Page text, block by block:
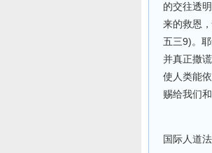
的交往透
来的救恩
五三9)。
并真正撒
使人类能
赐给我们
国际人道法